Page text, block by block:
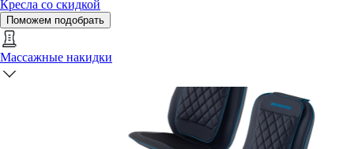
Кресла со скидкой
Поможем подобрать
Массажные накидки